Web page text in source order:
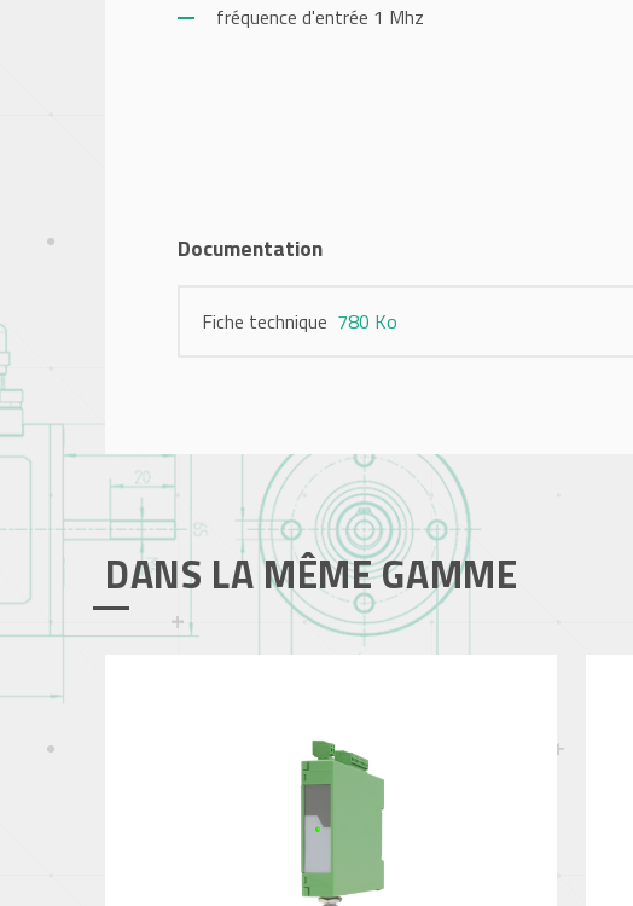
fréquence d'entrée 1 Mhz
Documentation
Fiche technique 780 Ko
DANS LA MÊME GAMME